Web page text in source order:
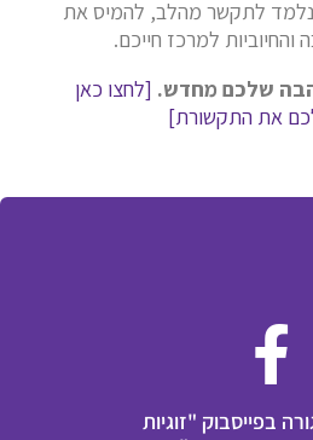
נלמד לתקשר מהלב, להמיס את
למרכז חייכם.
שלכם מחדש. [לחצו כאן
את התקשורת]
בפייסבוק "זוגיות